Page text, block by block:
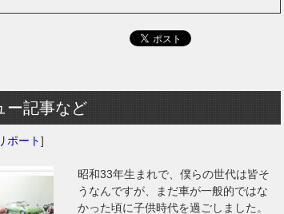
ー記事など
ポート]
昭和33年生まれで、僕らの世代は皆そ
うなんですが、まだ車が一般的ではな
かった頃に子供時代を過ごしました。